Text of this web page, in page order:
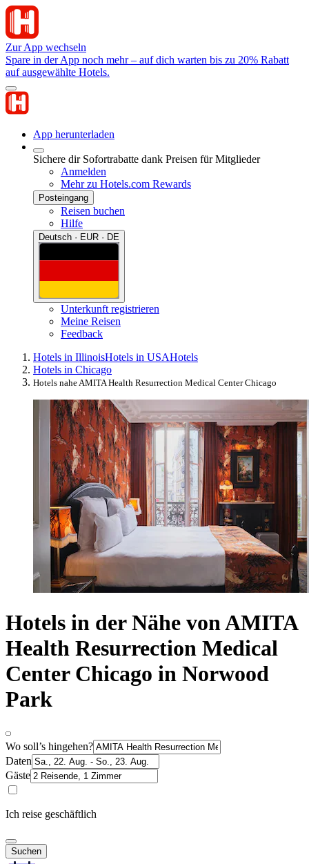
Zur App wechseln
Spare in der App noch mehr – auf dich warten bis zu 20% Rabatt
auf ausgewählte Hotels.
App herunterladen
Sichere dir Sofortrabatte dank Preisen für Mitglieder
Anmelden
Mehr zu Hotels.com Rewards
Posteingang
Reisen buchen
Hilfe
Deutsch · EUR · DE
Unterkunft registrieren
Meine Reisen
Feedback
Hotels in IllinoisHotels in USAHotels
Hotels in Chicago
Hotels nahe AMITA Health Resurrection Medical Center Chicago
Hotels in der Nähe von AMITA
Health Resurrection Medical
Center Chicago in Norwood
Park
Wo soll’s hingehen?
Daten
Gäste
Ich reise geschäftlich
Suchen